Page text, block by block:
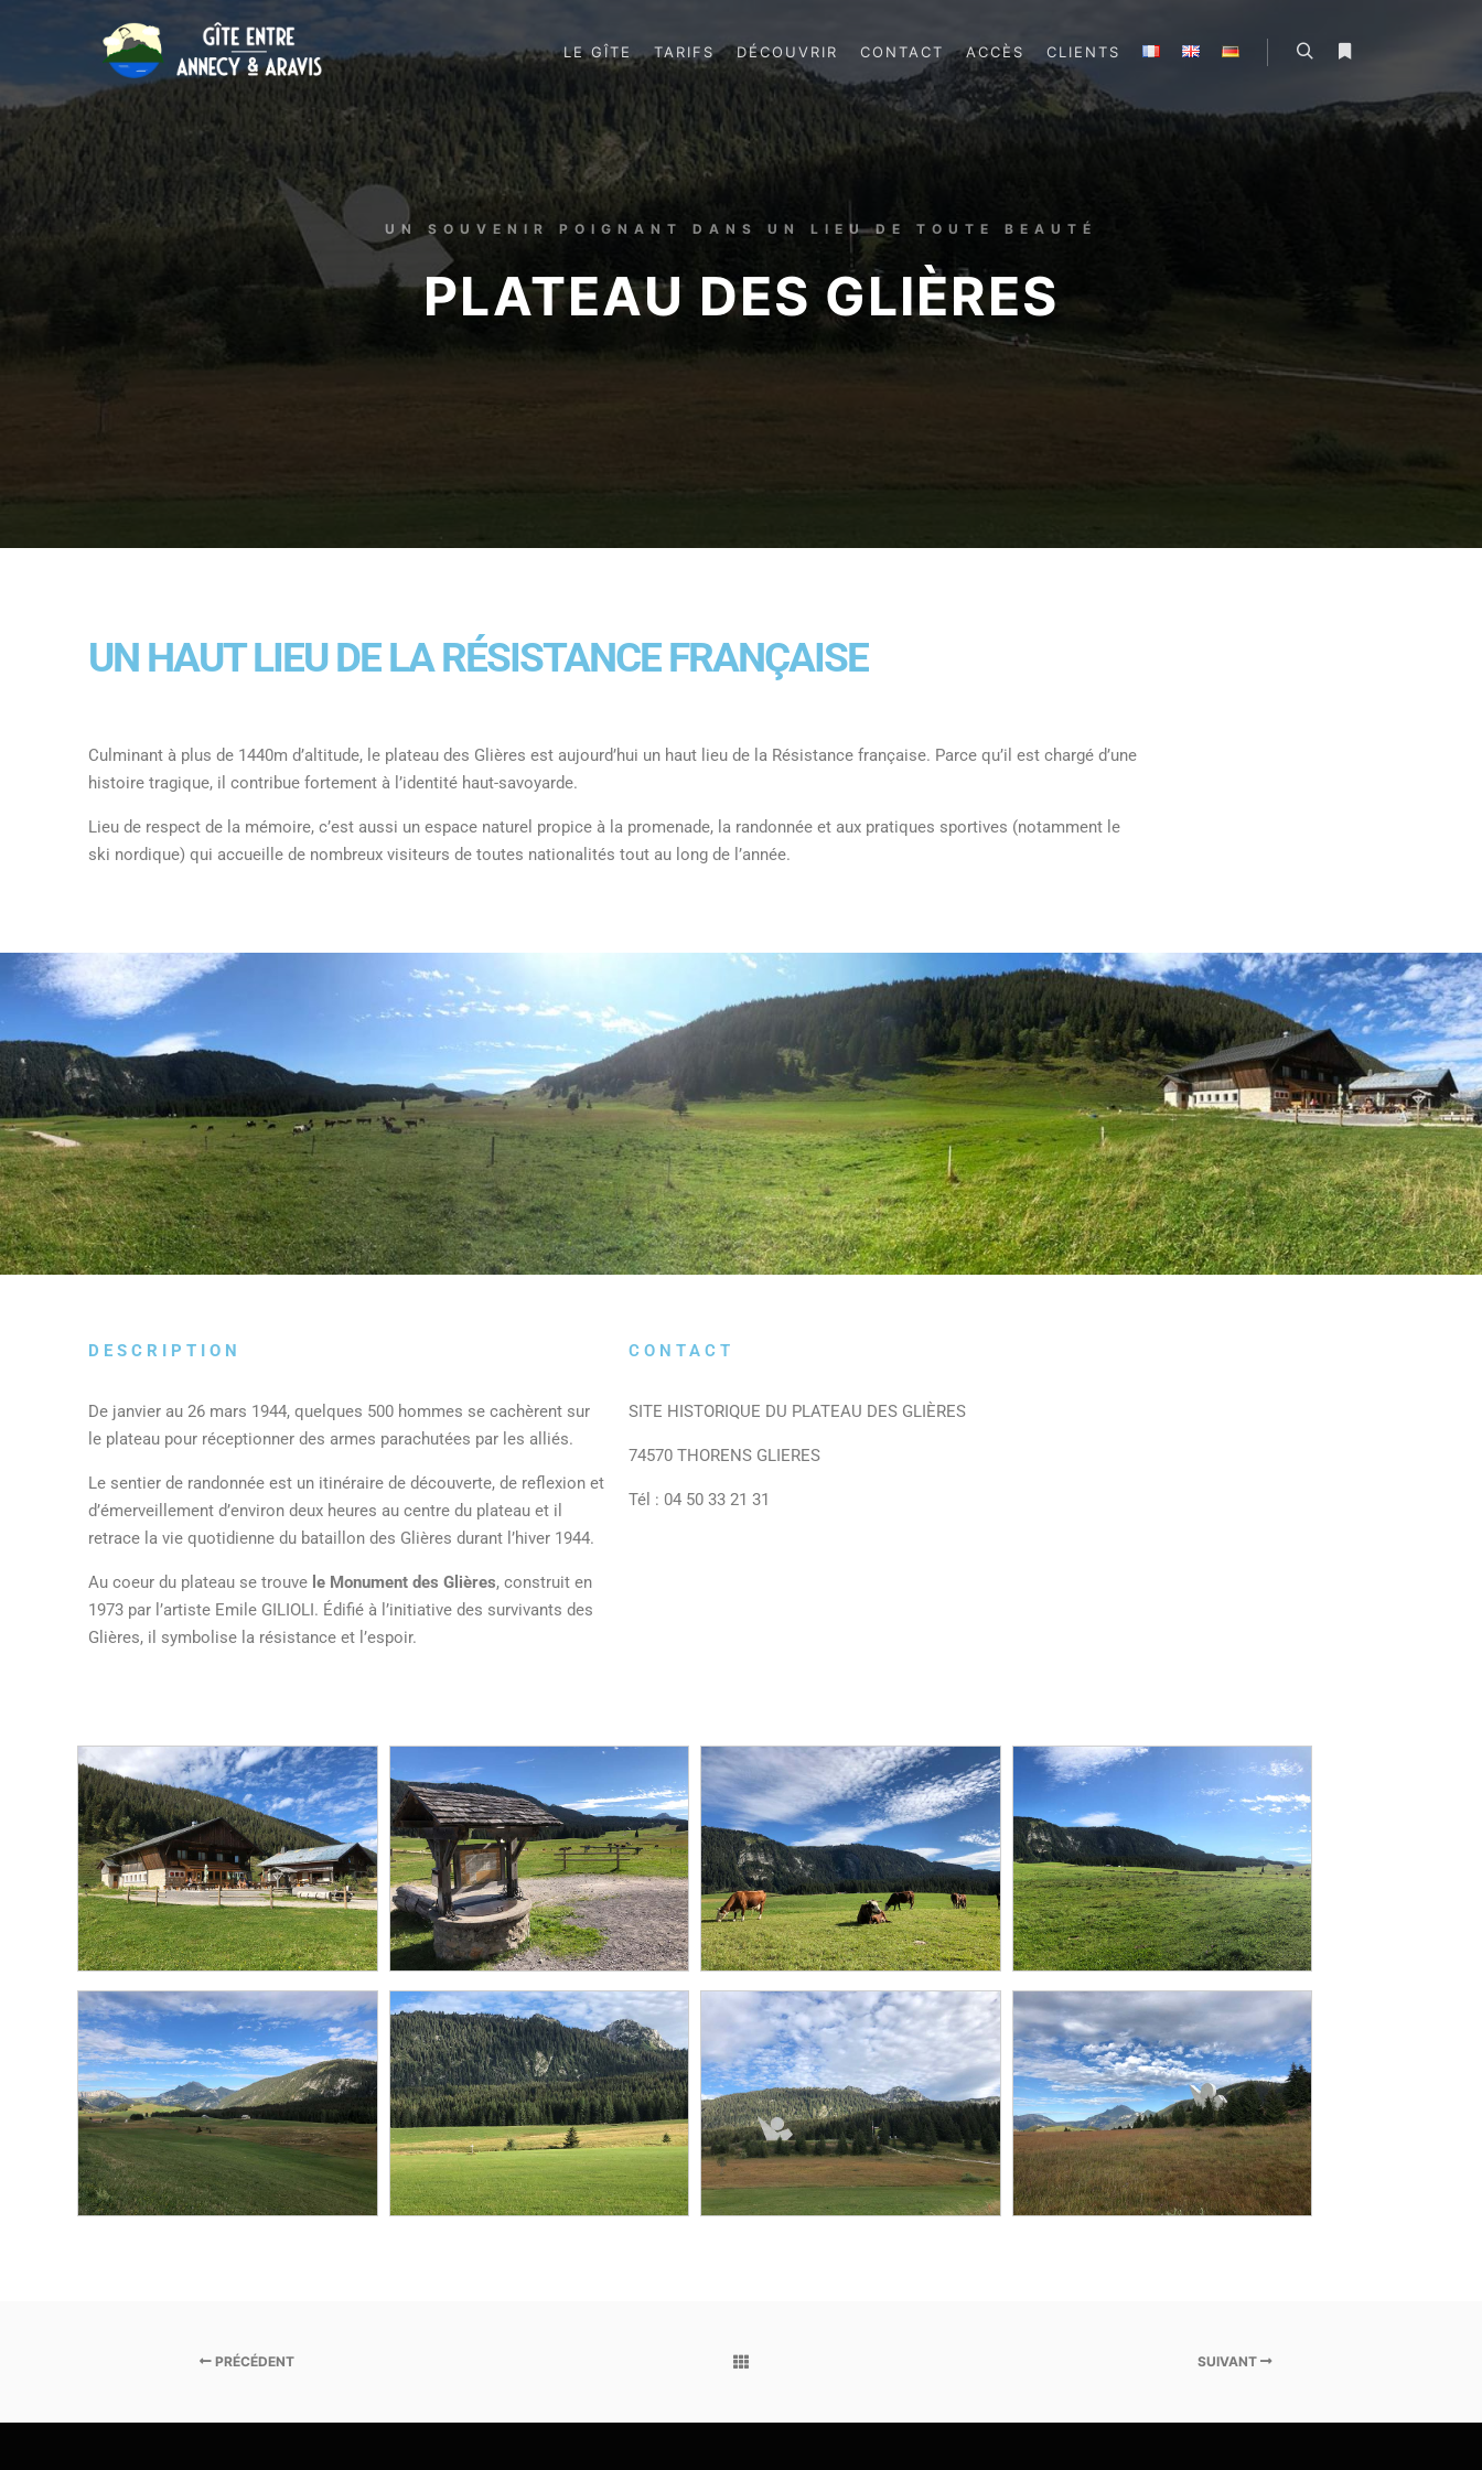
LE GÎTE TARIFS DÉCOUVRIR CONTACT ACCÈS CLIENTS
UN SOUVENIR POIGNANT DANS UN LIEU DE TOUTE BEAUTÉ
PLATEAU DES GLIÈRES
UN HAUT LIEU DE LA RÉSISTANCE FRANÇAISE
Culminant à plus de 1440m d’altitude, le plateau des Glières est aujourd’hui un haut lieu de la Résistance française. Parce qu’il est chargé d’une
histoire tragique, il contribue fortement à l’identité haut-savoyarde.
Lieu de respect de la mémoire, c’est aussi un espace naturel propice à la promenade, la randonnée et aux pratiques sportives (notamment le
ski nordique) qui accueille de nombreux visiteurs de toutes nationalités tout au long de l’année.
DESCRIPTION
De janvier au 26 mars 1944, quelques 500 hommes se cachèrent sur
le plateau pour réceptionner des armes parachutées par les alliés.
Le sentier de randonnée est un itinéraire de découverte, de reflexion et
d’émerveillement d’environ deux heures au centre du plateau et il
retrace la vie quotidienne du bataillon des Glières durant l’hiver 1944.
Au coeur du plateau se trouve le Monument des Glières, construit en
1973 par l’artiste Emile GILIOLI. Édifié à l’initiative des survivants des
Glières, il symbolise la résistance et l’espoir.
CONTACT
SITE HISTORIQUE DU PLATEAU DES GLIÈRES
74570 THORENS GLIERES
Tél : 04 50 33 21 31
PRÉCÉDENT SUIVANT